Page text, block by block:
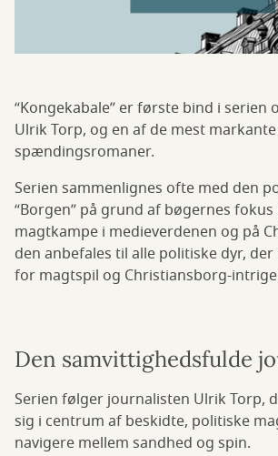
“Kongekabale” er første bind i serien
Ulrik Torp, og en af de mest
spændingsromaner.
Serien sammenlignes ofte med den
“Borgen” på grund af bøgernes
magtkampe i medieverdenen og på
den anbefales til alle politiske dyr,
for magtspil og Christiansborg-
Den samvittighedsfulde
Serien følger journalisten Ulrik Torp,
sig i centrum af beskidte, politiske
navigere mellem sandhed og spin.